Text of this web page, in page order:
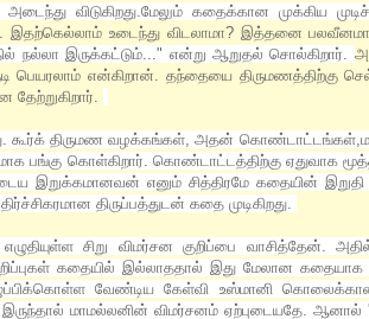
விடுகிறது.மேலும் கதைக்கான முக்கிய
இதற்கெல்லாம் உடைந்து விடலாமா? இத்தனை
நல்லா இருக்கட்டும்..." என்று ஆறுதல் சொல்கிறார்.
குடி பெயரலாம் என்கிறான். தந்தையை
கூர்க் திருமண வழக்கங்கள், அதன்
பங்கு கொள்கிறார். கொண்டாட்டத்திற்கு ஏதுவாக
இறுக்கமானவன் எனும் சித்திரமே கதையின் இறுதி
திருப்பத்துடன் கதை முடிகிறது.
சிறு விமர்சன குறிப்பை வாசித்தேன்.
குறிப்புகள் கதையில் இல்லாததால் இது மேலான
வேண்டிய கேள்வி உஸ்மானி கொலைக்கான
மாமல்லனின் விமர்சனம் ஏற்புடையதே.